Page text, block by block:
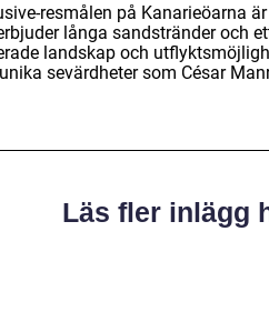
resmålen på Kanarieöarna
långa sandstränder och
landskap och
sevärdheter som César
Läs fler inlägg